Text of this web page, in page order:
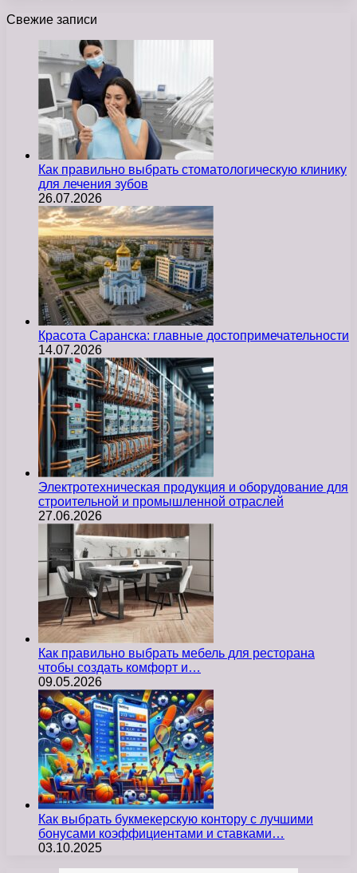
Свежие записи
Как правильно выбрать стоматологическую клинику
для лечения зубов
26.07.2026
Красота Саранска: главные достопримечательности
14.07.2026
Электротехническая продукция и оборудование для
строительной и промышленной отраслей
27.06.2026
Как правильно выбрать мебель для ресторана
чтобы создать комфорт и…
09.05.2026
Как выбрать букмекерскую контору с лучшими
бонусами коэффициентами и ставками…
03.10.2025